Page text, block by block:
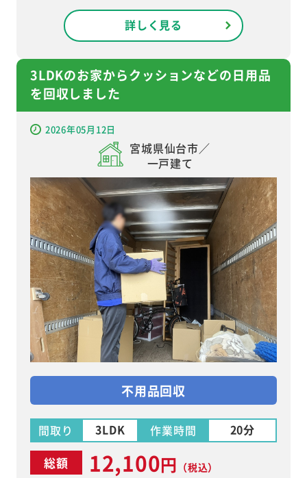
詳しく見る
3LDKのお家からクッションなどの日用品
を回収しました
2026年05月12日
宮城県仙台市／
一戸建て
不用品回収
間取り 3LDK 作業時間 20分
総額 12,100円 （税込）